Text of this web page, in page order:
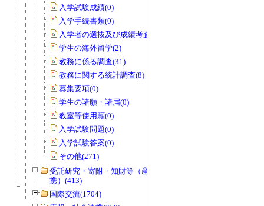
入学試験成績(0)
入学手続書類(0)
入学者の選抜及び成績考査(25)
学生の海外留学(2)
教務に係る調査(31)
教務に関する統計調査(8)
募集要項(0)
学生の諸願・諸届(0)
教室等使用願(0)
入学試験問題(0)
入学試験答案(0)
その他(271)
受託研究・寄附・知財等（産官学連
携）(413)
国際交流(1704)